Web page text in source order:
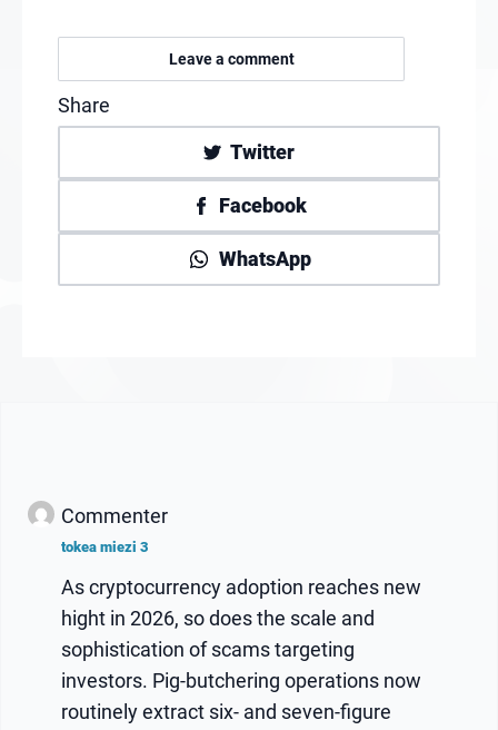
Leave a comment
Share
Twitter
Facebook
WhatsApp
Commenter
tokea miezi 3
As cryptocurrency adoption reaches new
hight in 2026, so does the scale and
sophistication of scams targeting
investors. Pig-butchering operations now
routinely extract six- and seven-figure